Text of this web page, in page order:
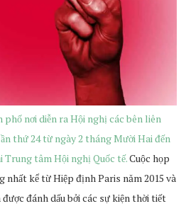
nơi diễn ra Hội nghị các bên liên
thứ 24 từ ngày 2 tháng Mười Hai đến
Trung tâm Hội nghị Quốc tế.Cuộc họp
nhất kể từ Hiệp định Paris năm 2015 và
đánh dấu bởi các sự kiện thời tiết